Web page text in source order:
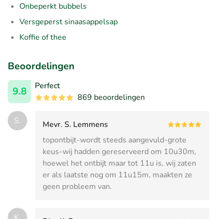
Onbeperkt bubbels
Versgeperst sinaasappelsap
Koffie of thee
Beoordelingen
9.8
Perfect
869 beoordelingen
S.
Mevr. S. Lemmens
topontbijt-wordt steeds aangevuld-grote
keus-wij hadden gereserveerd om 10u30m,
hoewel het ontbijt maar tot 11u is, wij zaten
er als laatste nog om 11u15m, maakten ze
geen probleem van.